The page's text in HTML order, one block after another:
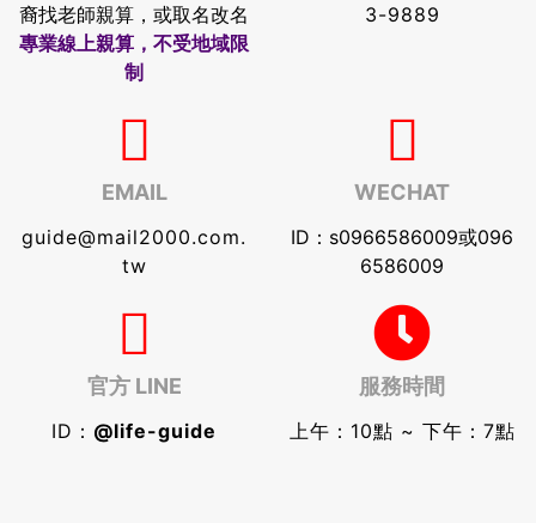
裔找老師親算，或取名改名
專業線上親算，不受地域限
制
3-9889
EMAIL
guide@mail2000.com.
tw
WECHAT
ID：s0966586009或096
6586009
官方 LINE
ID： @life-guide
服務時間
上午：10點 ~ 下午：7點